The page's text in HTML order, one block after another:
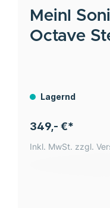
Meinl
Octave
cmLagernd
349,- €*
Inkl. MwSt. zzgl.